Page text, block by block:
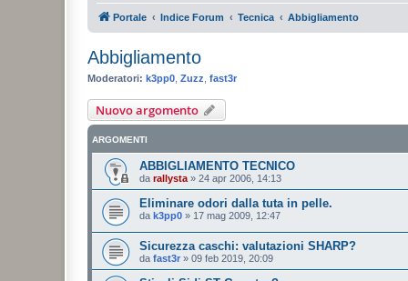
Portale Indice Forum Tecnica Abbigliamento
Abbigliamento
Moderatori: k3pp0 Zuzz fast3r
Nuovo argomento
ARGOMENTI
ABBIGLIAMENTO TECNICO
da rallysta » 24 apr 2006, 14:13
Eliminare odori dalla tuta in pelle.
da k3pp0 » 17 mag 2009, 12:47
Sicurezza caschi: valutazioni SHARP?
da fast3r » 09 feb 2019, 20:09